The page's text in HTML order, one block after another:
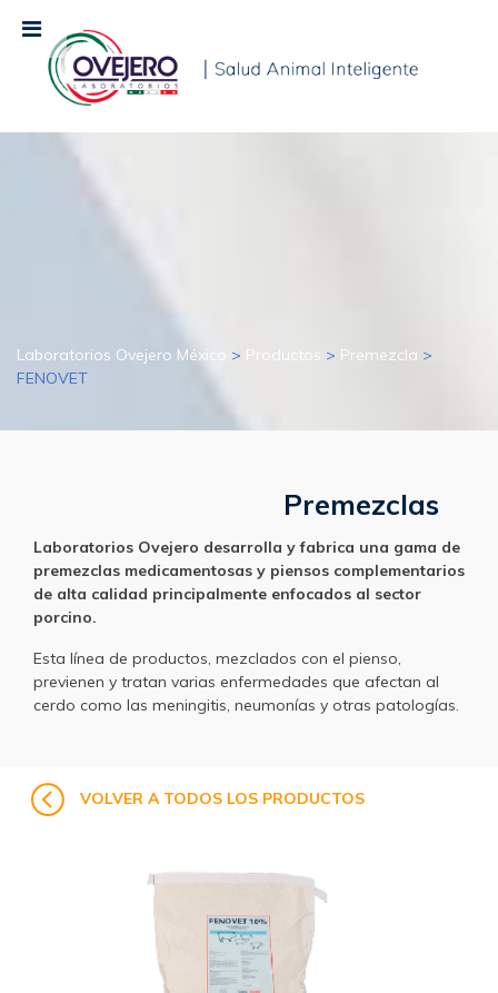
Laboratorios Ovejero México > Productos > Premezcla >
FENOVET
Premezclas
Laboratorios Ovejero desarrolla y fabrica una gama de
premezclas medicamentosas y piensos complementarios
de alta calidad principalmente enfocados al sector
porcino.
Esta línea de productos, mezclados con el pienso,
previenen y tratan varias enfermedades que afectan al
cerdo como las meningitis, neumonías y otras patologías.
VOLVER A TODOS LOS PRODUCTOS